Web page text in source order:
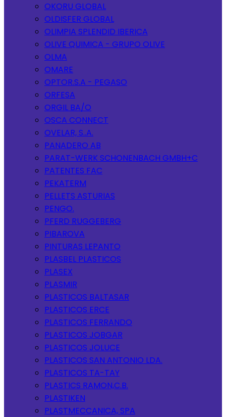
OKORU GLOBAL
OLDISFER GLOBAL
OLIMPIA SPLENDID IBERICA
OLIVE QUIMICA - GRUPO OLIVE
OLMA
OMARE
OPTOR.S.A - PEGASO
ORFESA
ORGIL BA/O
OSCA CONNECT
OVELAR, S..A.
PANADERO AB
PARAT-WERK SCHONENBACH GMBH+C
PATENTES FAC
PEKATERM
PELLETS ASTURIAS
PENGO.
PFERD RUGGEBERG
PIBAROVA
PINTURAS LEPANTO
PLASBEL PLASTICOS
PLASEX
PLASMIR
PLASTICOS BALTASAR
PLASTICOS ERCE
PLASTICOS FERRANDO
PLASTICOS JOBGAR
PLASTICOS JOLUCE
PLASTICOS SAN ANTONIO LDA.
PLASTICOS TA-TAY
PLASTICS RAMON,C.B.
PLASTIKEN
PLASTMECCANICA, SPA